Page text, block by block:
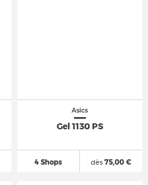
Asics
Gel 1130 PS
4 Shops dès75,00 €